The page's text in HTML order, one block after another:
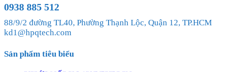
0938 885 512
88/9/2 đường TL40, Phường Thạnh Lộc, Quận 12, TP.HCM
kd1@hpqtech.com
Sản phẩm tiêu biểu